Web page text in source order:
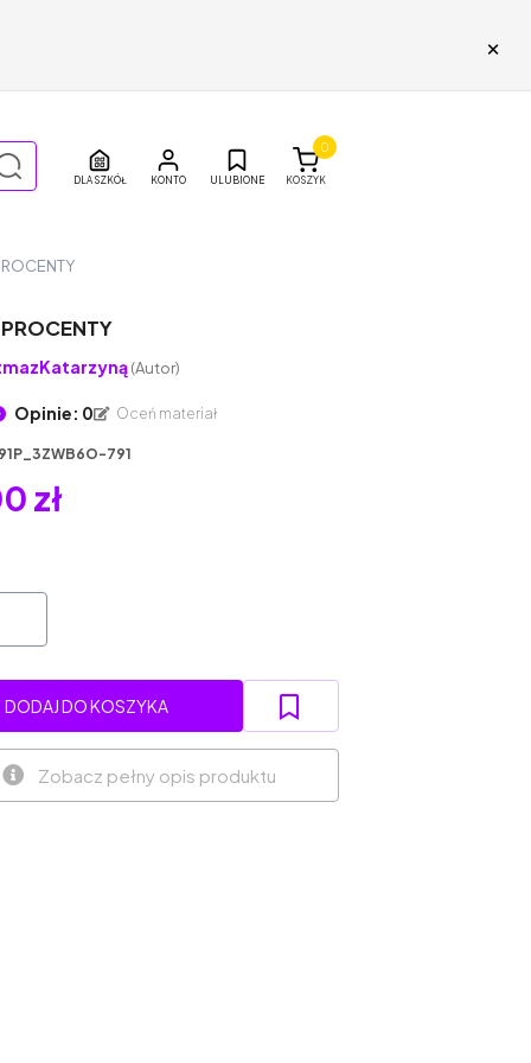
×
DLA SZKÓŁ ULUBIONE KOSZYK
0
(Autor)
Opinie: 0 Oceń materiał
791
zł
DODAJ DO KOSZYKA
Zobacz pełny opis produktu